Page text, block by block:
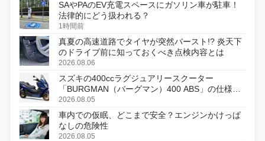
SAやPAのEV充電スペースにガソリン車が駐車！
法律的にどう扱われる？
1時間前
真夏の高速道路でタイヤが突然バースト!? 炎天下
のドライブ前に知っておくべき点検内容とは
2026.08.06
スズキの400ccラグジュアリースクーター
「BURGMAN（バーグマン）400 ABS」の仕様を
変更し、8月18日に発売
2026.08.05
車内での仮眠、どこまで安全？エンジンかけっぱ
なしの危険性
2026.08.05